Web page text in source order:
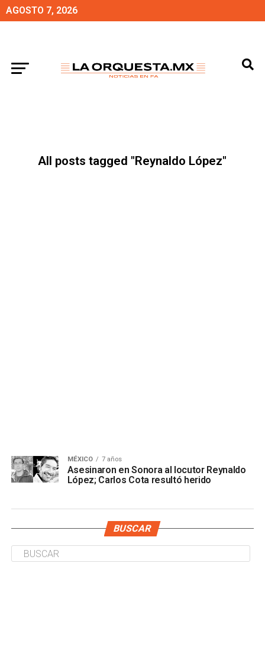
AGOSTO 7, 2026
All posts tagged "Reynaldo López"
MÉXICO 7 años
Asesinaron en Sonora al locutor Reynaldo
López; Carlos Cota resultó herido
BUSCAR